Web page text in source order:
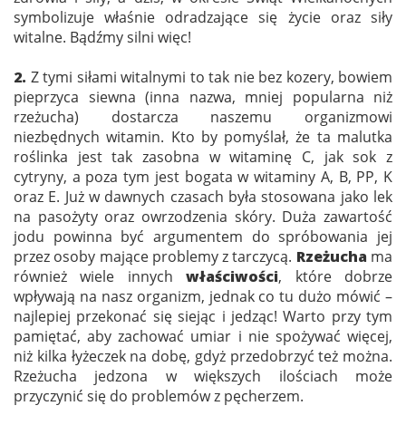
symbolizuje właśnie odradzające się życie oraz siły
witalne. Bądźmy silni więc!
2. Z tymi siłami witalnymi to tak nie bez kozery, bowiem
pieprzyca siewna (inna nazwa, mniej popularna niż
rzeżucha) dostarcza naszemu organizmowi
niezbędnych witamin. Kto by pomyślał, że ta malutka
roślinka jest tak zasobna w witaminę C, jak sok z
cytryny, a poza tym jest bogata w witaminy A, B, PP, K
oraz E. Już w dawnych czasach była stosowana jako lek
na pasożyty oraz owrzodzenia skóry. Duża zawartość
jodu powinna być argumentem do spróbowania jej
przez osoby mające problemy z tarczycą. Rzeżucha ma
również wiele innychwłaściwości, które dobrze
wpływają na nasz organizm, jednak co tu dużo mówić –
najlepiej przekonać się siejąc i jedząc! Warto przy tym
pamiętać, aby zachować umiar i nie spożywać więcej,
niż kilka łyżeczek na dobę, gdyż przedobrzyć też można.
Rzeżucha jedzona w większych ilościach może
przyczynić się do problemów z pęcherzem.